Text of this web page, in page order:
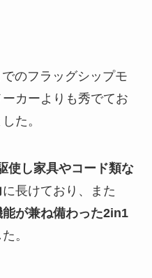
のフラッグシップモ
カーよりも秀でてお
た。
使し家具やコード類な
に長けており、また
が兼ね備わった2in1
。